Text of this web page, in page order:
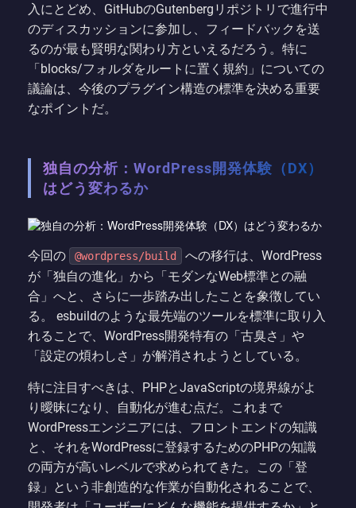
入にとどめ、GitHubのGutenbergリポジトリで進行中
のディスカッションに参加し、フィードバックを送
るのが最も賢明な関わり方といえるだろう。特に
「blocks/フォルダをルートに置く規約」についての
議論は、今後のプラグイン構造の標準を決める重要
なポイントだ。
独自の分析：WordPress開発体験（DX）
はどう変わるか
今回の @wordpress/build
への移行は、WordPress
が「独自の進化」から「モダンなWeb標準との融
合」へと、さらに一歩踏み出したことを象徴してい
る。 esbuildのような最先端のツールを標準に取り入
れることで、WordPress開発特有の「古臭さ」や
「設定の煩わしさ」が解消されようとしている。
特に注目すべきは、PHPとJavaScriptの境界線がよ
り曖昧になり、自動化が進む点だ。これまで
WordPressエンジニアには、フロントエンドの知識
と、それをWordPressに登録するためのPHPの知識
の両方が高いレベルで求められてきた。この「登
録」という非創造的な作業が自動化されることで、